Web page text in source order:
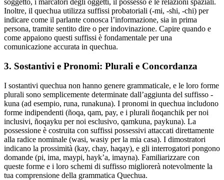
soggetto, i marcatori degli oggetti, il possesso e le relazioni spaziali.
Inoltre, il quechua utilizza suffissi probatoriali (-mi, -shi, -chi) per
indicare come il parlante conosca l’informazione, sia in prima
persona, tramite sentito dire o per indovinazione. Capire quando e
come appaiono questi suffissi è fondamentale per una
comunicazione accurata in quechua.
3. Sostantivi e Pronomi: Plurali e Concordanza
I sostantivi quechua non hanno genere grammaticale, e le loro forme
plurali sono semplicemente determinate dall’aggiunta del suffisso -
kuna (ad esempio, runa, runakuna). I pronomi in quechua includono
forme indipendenti (ñoqa, qam, pay, e i plurali ñoqanchik per noi
inclusivi, ñoqayku per noi esclusivo, qamkuna, paykuna). La
possessione è costruita con suffissi possessivi attaccati direttamente
alla radice nominale (wasi, wasiy per la mia casa). I dimostratori
indicano la prossimità (kay, chay, haqay), e gli interrogatori pongono
domande (pi, ima, maypi, hayk’a, imayna). Familiarizzare con
queste forme e i loro schemi di suffisso migliorerà notevolmente la
tua comprensione della grammatica Quechua.